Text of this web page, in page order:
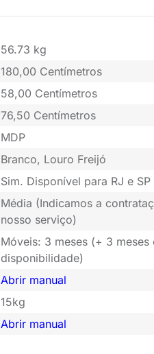
56.73 kg
180,00 Centímetros
58,00 Centímetros
76,50 Centímetros
MDP
Branco, Louro Freijó
Sim. Disponível para RJ e
Média (Indicamos a
nosso serviço)
Móveis: 3 meses (+ 3
disponibilidade)
Abrir manual
15kg
Abrir manual